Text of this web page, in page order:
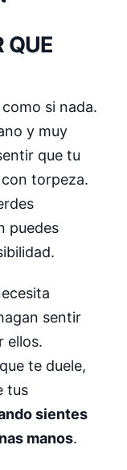
QUE
si nada.
y muy
que tu
torpeza.
puedes
sentir
ellos.
te duele,
tus
sientes
manos.